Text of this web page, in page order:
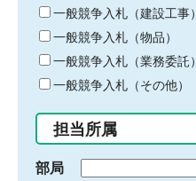
キ
ー
ワ
ー
ド
入
力
一般競争入札（建設工事）
一般競争入札（物品）
一般競争入札（業務委託）
一般競争入札（その他）
担当所属
部局